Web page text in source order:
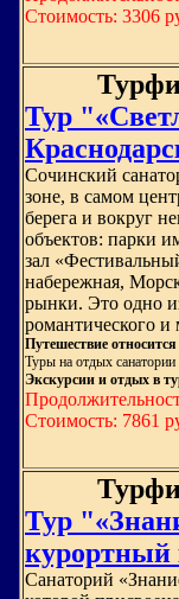
Стоимость: 3306
Тур
Сочинский
зоне, в самом
берега и вокруг
объектов: парки
зал
набережная,
рынки. Это одно
романтического
Путешествие
Туры на отдых
Экскурсии и отдых в
Стоимость: 7861
Тур
курортный
Санаторий